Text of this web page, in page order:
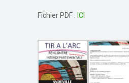
Fichier PDF : ICI